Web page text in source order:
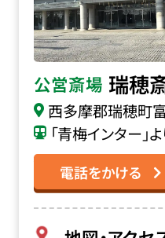
公営斎場 瑞穂
西多摩郡瑞穂町
「青梅インター」
電話をかける